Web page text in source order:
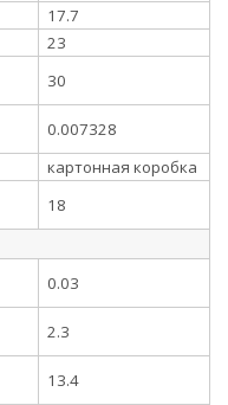
17.7
23
30
0.007328
картонная коробка
18
0.03
2.3
13.4